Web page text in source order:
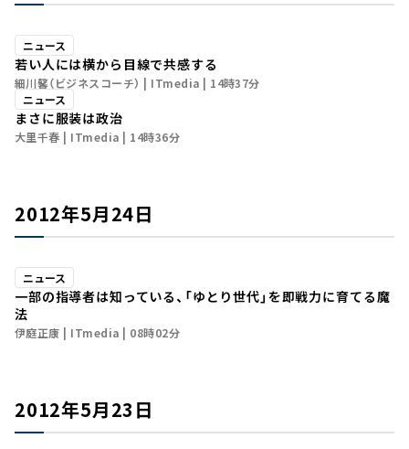
ニュース
若い人には横から目線で共感する
細川馨（ビジネスコーチ） ITmedia
14時37分
ニュース
まさに服装は政治
大里千春 ITmedia 14時36分
2012年5月24日
ニュース
一部の指導者は知っている、「ゆとり世代」を即戦力に育てる魔
法
伊庭正康 ITmedia 08時02分
2012年5月23日